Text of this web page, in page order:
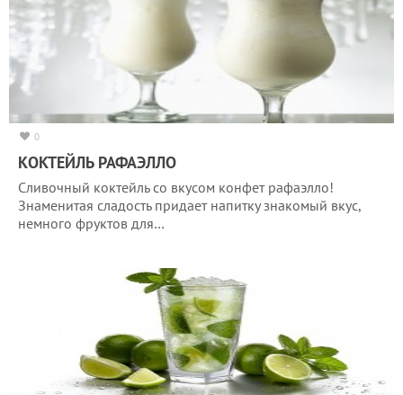
0
КОКТЕЙЛЬ РАФАЭЛЛО
Сливочный коктейль со вкусом конфет рафаэлло!
Знаменитая сладость придает напитку знакомый вкус,
немного фруктов для…